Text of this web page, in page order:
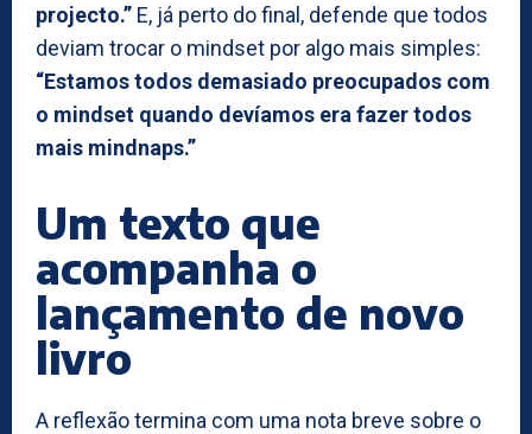
projecto.” E, já perto do final, defende que todos
deviam trocar o mindset por algo mais simples:
“Estamos todos demasiado preocupados com
o mindset quando devíamos era fazer todos
mais mindnaps.”
Um texto que
acompanha o
lançamento de novo
livro
A reflexão termina com uma nota breve sobre o